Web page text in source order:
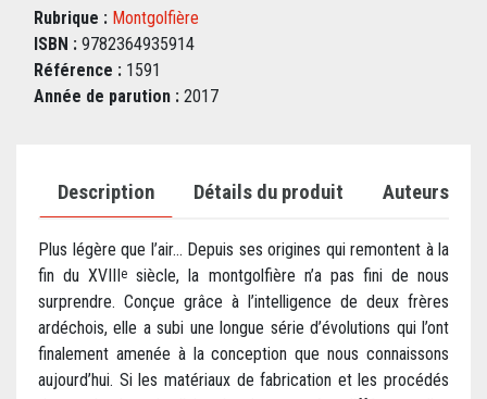
Rubrique : Montgolfière
ISBN : 9782364935914
Référence : 1591
Année de parution : 2017
Description Détails du produit Auteurs
Plus légère que l’air... Depuis ses origines qui remontent à la
fin du XVIIIe siècle, la montgolfière n’a pas fini de nous
surprendre. Conçue grâce à l’intelligence de deux frères
ardéchois, elle a subi une longue série d’évolutions qui l’ont
finalement amenée à la conception que nous connaissons
aujourd’hui. Si les matériaux de fabrication et les procédés